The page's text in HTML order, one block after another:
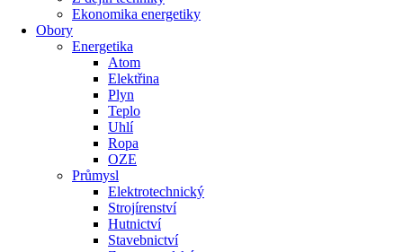
Ekonomika energetiky
Obory
Energetika
Atom
Elektřina
Plyn
Teplo
Uhlí
Ropa
OZE
Průmysl
Elektrotechnický
Strojírenství
Hutnictví
Stavebnictví